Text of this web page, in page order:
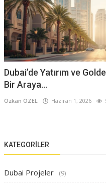
Dubai’de Yatırım ve
Bir Araya...
Özkan ÖZEL Haziran 1, 2026
KATEGORILER
Dubai Projeler (9)